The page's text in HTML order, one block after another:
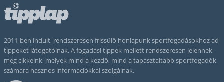
2011-ben indult, rendszeresen frissülő honlapunk sportfogadásokhoz ad
tippeket látogatóinak. A fogadási tippek mellett rendszeresen jelennek
meg cikkeink, melyek mind a kezdő, mind a tapasztaltabb sportfogadók
számára hasznos információkkal szolgálnak.